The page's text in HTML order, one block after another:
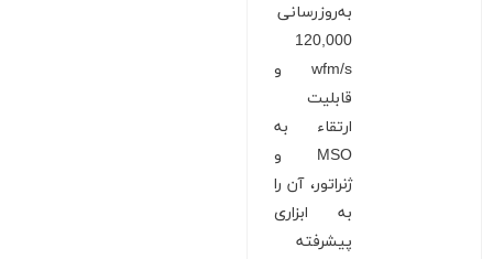
به‌روزرسانی
120,000
wfm/s و
قابلیت
ارتقاء به
MSO و
ژنراتور، آن را
به ابزاری
پیشرفته